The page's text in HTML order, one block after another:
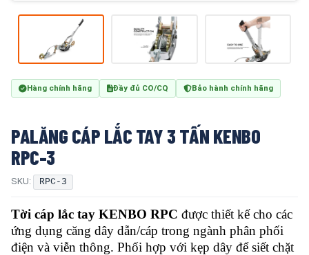
Hàng chính hãng Đầy đủ CO/CQ Bảo hành chính hãng
PALĂNG CÁP LẮC TAY 3 TẤN KENBO
RPC-3
SKU: RPC-3
Tời cáp lắc tay KENBO RPC được thiết kế cho các
ứng dụng căng dây dẫn/cáp trong ngành phân phối
điện và viễn thông. Phối hợp với kẹp dây để siết chặt